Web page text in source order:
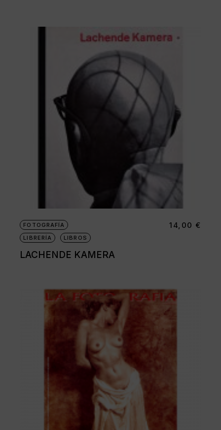
FOTOGRAFÍA
LIBRERÍA
LIBROS
LACHENDE KAMERA
14,00 €